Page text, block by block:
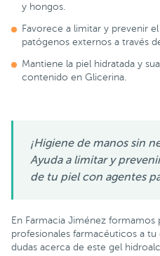
y hongos.
Favorece a limitar y prevenir
patógenos externos a través
Mantiene la piel hidratada y
contenido en Glicerina.
¡Higiene de manos sin
Ayuda a limitar y
de tu piel con agentes
En Farmacia Jiménez formamos
profesionales farmacéuticos a
dudas acerca de este gel